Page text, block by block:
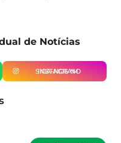
de Notícias
SIGA-NOS NO INSTAGRAM